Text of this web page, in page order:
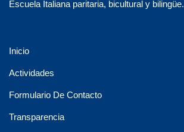
Escuela Italiana paritaria, bicultural y bilingüe.
Inicio
Actividades
Formulario De Contacto
Transparencia